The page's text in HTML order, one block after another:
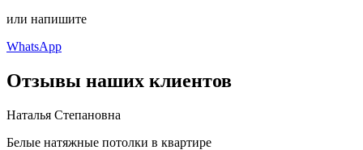
или напишите
WhatsApp
Отзывы наших клиентов
Наталья Степановна
Белые натяжные потолки в квартире